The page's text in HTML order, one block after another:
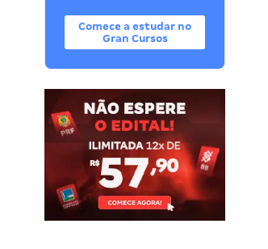
Comece a estudar no
Gran Cursos